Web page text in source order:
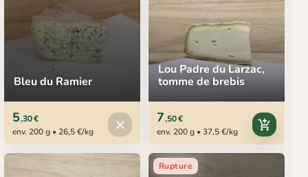
Bleu du Ramier
5,30 €
env. 200 g • 26,5 €/kg
close Produit indisponible
Lou Padre du Larzac,
tomme de brebis
7,50 €
env. 200 g • 37,5 €/kg
add_shopping_cart
Rupture